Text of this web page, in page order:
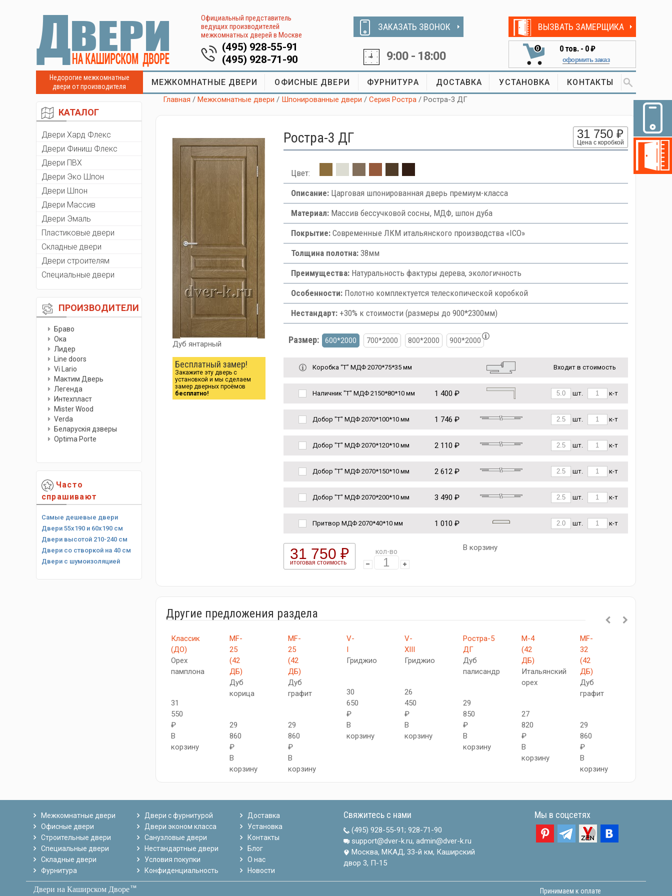
Официальный представитель
ведущих производителей
межкомнатных дверей в Москве
(495) 928-55-91
(495) 928-71-90
ЗАКАЗАТЬ ЗВОНОК
9:00 - 18:00
ВЫЗВАТЬ ЗАМЕРЩИКА
0 0тов. - 0 ₽
оформить заказ
Недорогие межкомнатные
двери от производителя
МЕЖКОМНАТНЫЕ ДВЕРИ ОФИСНЫЕ ДВЕРИ ФУРНИТУРА ДОСТАВКА УСТАНОВКА КОНТАКТЫ
КАТАЛОГ
Двери Хард Флекс
Двери Финиш Флекс
Двери ПВХ
Двери Эко Шпон
Двери Шпон
Двери Массив
Двери Эмаль
Пластиковые двери
Складные двери
Двери строителям
Специальные двери
ПРОИЗВОДИТЕЛИ
Браво
Ока
Лидер
Line doors
Vi Lario
Мактим Дверь
Легенда
Интехпласт
Мister Wood
Verda
Беларускiя дзверы
Optima Porte
Часто
спрашивают
Самые дешевые двери
Двери 55х190 и 60х190 см
Двери высотой 210-240 см
Двери со створкой на 40 см
Двери с шумоизоляцией
Главная /Межкомнатные двери / Шпонированные двери /Серия Ростра / Ростра-3 ДГ
Дуб янтарный
Бесплатный замер!
Закажите эту дверь с
установкой и мы сделаем
замер дверных проёмов
бесплатно!
Ростра-3 ДГ 31 750 ₽
Цена с коробкой
Цвет:
Описание:Царговая шпонированная дверь премиум-класса
Материал:Массив бессучковой сосны, МДФ, шпон дуба
Покрытие:Современные ЛКМ итальянского производства «ICO»
Толщина полотна:38мм
Преимущества:Натуральность фактуры дерева, экологичность
Особенности:Полотно комплектуется телескопической коробкой
Нестандарт:+30% к стоимости (размеры до 900*2300мм)
Размер: 600*2000 700*2000 800*2000 900*2000
Коробка “Т” МДФ 2070*75*35 мм Входит в стоимость
Наличник "Т" МДФ 2150*80*10 мм 1 400 ₽ шт. к-т
Добор "Т" МДФ 2070*100*10 мм 1 746 ₽ шт. к-т
Добор "Т" МДФ 2070*120*10 мм 2 110 ₽ шт. к-т
Добор "Т" МДФ 2070*150*10 мм 2 612 ₽ шт. к-т
Добор "Т" МДФ 2070*200*10 мм 3 490 ₽ шт. к-т
Притвор МДФ 2070*40*10 мм 1 010 ₽ шт. к-т
31 750 ₽
итоговая стоимость
кол-во В корзину
Другие предложения раздела
Классик
(ДО)
Орех
памплона
31
550
₽
В
корзину
MF-
25
(42
ДБ)
Дуб
корица
29
860
₽
В
корзину
MF-
25
(42
ДБ)
Дуб
графит
29
860
₽
В
корзину
V-
I
Гриджио
30
650
₽
В
корзину
V-
XIII
Гриджио
26
450
₽
В
корзину
Ростра-5
ДГ
Дуб
палисандр
29
850
₽
В
корзину
М-4
(42
ДБ)
Итальянский
орех
27
820
₽
В
корзину
MF-
32
(42
ДБ)
Дуб
графит
29
860
₽
В
корзину
Межкомнатные двери
Офисные двери
Строительные двери
Специальные двери
Складные двери
Фурнитура
Двери с фурнитурой
Двери эконом класса
Санузловые двери
Нестандартные двери
Условия покупки
Конфиденциальность
Доставка
Установка
Контакты
Блог
О нас
Новости
Свяжитесь с нами
(495) 928-55-91; 928-71-90
support@dver-k.ru, admin@dver-k.ru
Москва, МКАД, 33-й км, Каширский
двор 3, П-15
Мы в соцсетях
Двери на Каширском Дворетм
Принимаем к оплате